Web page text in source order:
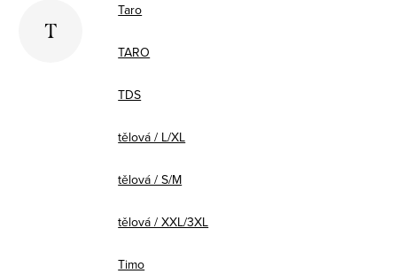
T
Taro
TARO
TDS
tělová / L/XL
tělová / S/M
tělová / XXL/3XL
Timo